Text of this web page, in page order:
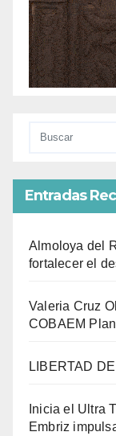
Entradas
Almoloya del
fortalecer el
Valeria Cruz
COBAEM
LIBERTAD
Inicia el Ultra
Embriz